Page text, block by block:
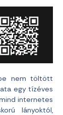
nem töltött
egy tízéves
internetes
lányoktól,